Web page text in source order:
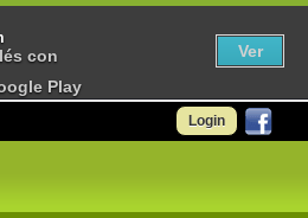
Login
con
Play
Ver